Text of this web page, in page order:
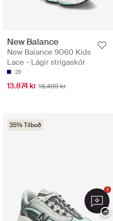
New Balance
New Balance 9060 Kids
Lace - Lágir strigaskór
29
13.874 kr 18.499 kr
35% Tilboð
1
−